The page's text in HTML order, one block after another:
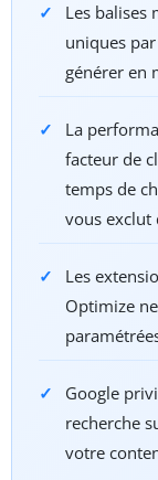
Les balises
uniques
générer en
La
facteur de
temps de
vous exclut
Les
Optimize
Google
recherche
votre